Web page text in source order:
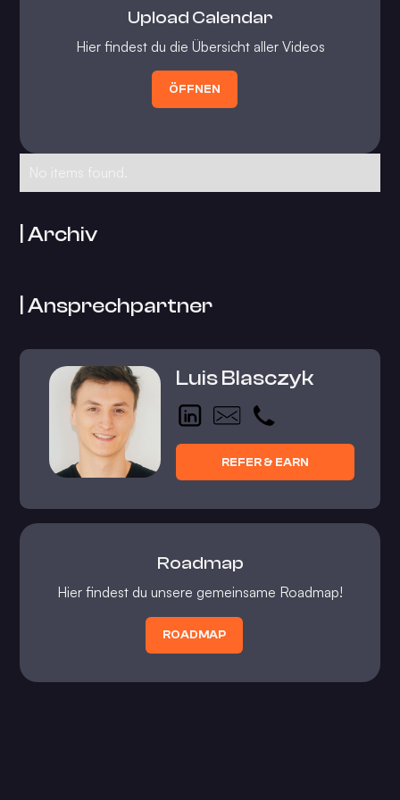
Upload Calendar
Hier findest du die Übersicht aller Videos
ÖFFNEN
No items found.
| Archiv
| Ansprechpartner
Luis Blasczyk
REFER & EARN
Roadmap
Hier findest du unsere gemeinsame Roadmap!
ROADMAP